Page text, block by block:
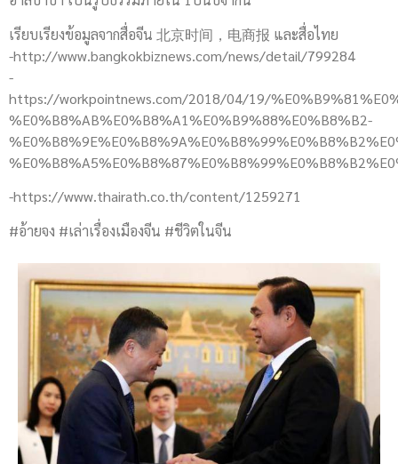
เรียบเรียงข้อมูลจากสื่อจีน 北京时间，电商报 และสื่อไทย
-http://www.bangkokbiznews.com/news/detail/799284
-
https://workpointnews.com/2018/04/19/
%E0%B8%AB%E0%B8%A1%E0%B9%88%E0%B8%B2-
-https://www.thairath.co.th/content/1259271
#อ้ายจง #เล่าเรื่องเมืองจีน #ชีวิตในจีน